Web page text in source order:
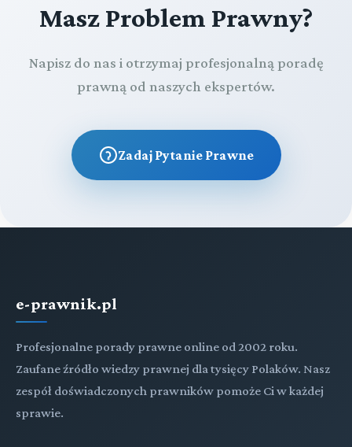
Masz Problem Prawny?
Napisz do nas i otrzymaj profesjonalną poradę
prawną od naszych ekspertów.
Zadaj Pytanie Prawne
e-prawnik.pl
Profesjonalne porady prawne online od 2002 roku.
Zaufane źródło wiedzy prawnej dla tysięcy Polaków. Nasz
zespół doświadczonych prawników pomoże Ci w każdej
sprawie.